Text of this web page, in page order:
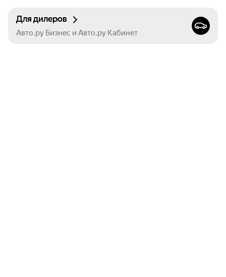
Для дилеров
Авто.ру Бизнес и Авто.ру Кабинет